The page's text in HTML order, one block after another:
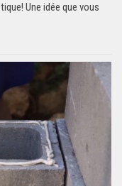
Une idée que vous